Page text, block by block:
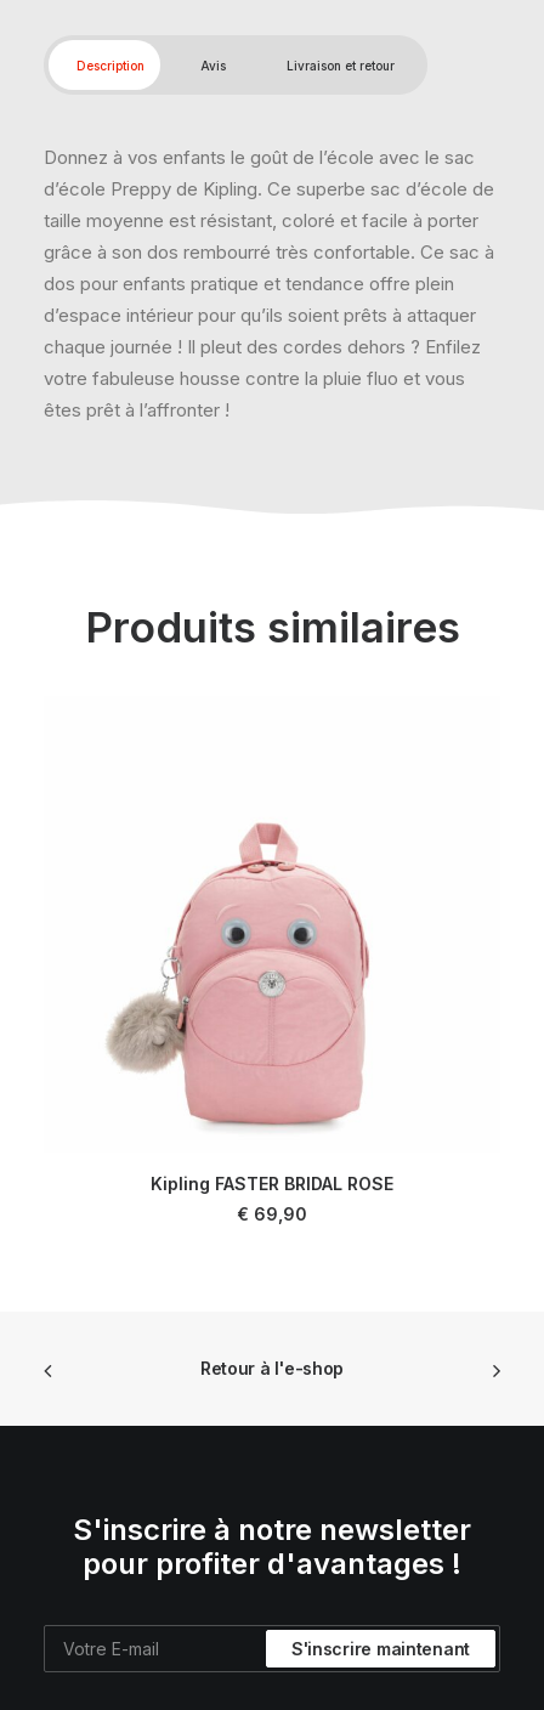
Description Avis Livraison et retour
Donnez à vos enfants le goût de l’école avec le sac
d’école Preppy de Kipling. Ce superbe sac d’école de
taille moyenne est résistant, coloré et facile à porter
grâce à son dos rembourré très confortable. Ce sac à
dos pour enfants pratique et tendance offre plein
d’espace intérieur pour qu’ils soient prêts à attaquer
chaque journée ! Il pleut des cordes dehors ? Enfilez
votre fabuleuse housse contre la pluie fluo et vous
êtes prêt à l’affronter !
Produits similaires
Kipling FASTER BRIDAL ROSE
€ 69,90
Retour à l'e-shop
S'inscrire à notre newsletter
pour profiter d'avantages !